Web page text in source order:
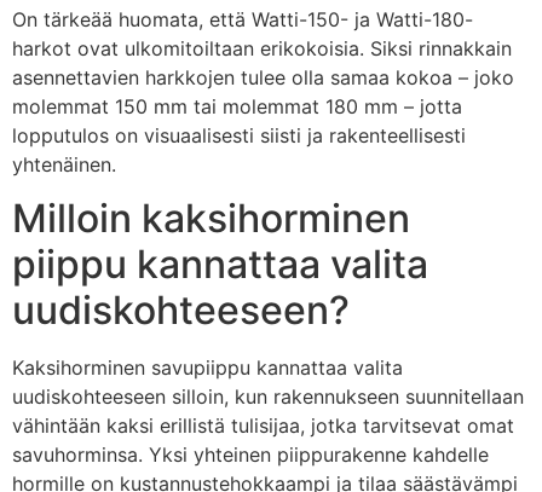
On tärkeää huomata, että Watti-150- ja Watti-180-
harkot ovat ulkomitoiltaan erikokoisia. Siksi rinnakkain
asennettavien harkkojen tulee olla samaa kokoa – joko
molemmat 150 mm tai molemmat 180 mm – jotta
lopputulos on visuaalisesti siisti ja rakenteellisesti
yhtenäinen.
Milloin kaksihorminen
piippu kannattaa valita
uudiskohteeseen?
Kaksihorminen savupiippu kannattaa valita
uudiskohteeseen silloin, kun rakennukseen suunnitellaan
vähintään kaksi erillistä tulisijaa, jotka tarvitsevat omat
savuhorminsa. Yksi yhteinen piippurakenne kahdelle
hormille on kustannustehokkaampi ja tilaa säästävämpi